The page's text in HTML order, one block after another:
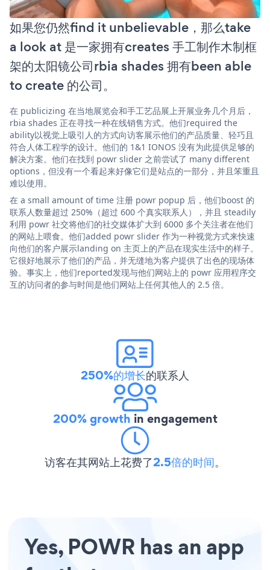
如果您仍然find it unbelievable，那么take
a look at 是一家拥有creates 手工制作木制框
架的太阳镜公司rbia shades 拥有been able
to create 的公司。
在 publicizing 在当地展览会和手工艺品展上开展业务几个月后，
rbia shades 正在寻找一种在线销售方式。他们required the
ability以视觉上吸引人的方式向访客展示他们的产品质量、轻巧且
符合人体工程学的设计。他们的 1&1 IONOS 没有为此提供足够的
解决方案。他们在找到 powr slider 之前尝试了 many different
options，但没有一个看起来好像它们是站点的一部分，并且笨重且
难以使用。
在 a small amount of time 注册 powr popup 后，他们boost 的
联系人数量超过 250%（超过 600 个真实联系人），并且 steadily
利用 powr 社交将他们的社交媒体扩大到 6000 多个关注者在他们
的网站上喂食。他们added powr slider 作为一种视觉方式来快速
向他们的客户展示landing on 主页上的产品在现实生活中的样子。
它很好地展示了他们的产品，并无缝地为客户提供了出色的现场体
验。事实上，他们reported发现与他们网站上的 powr 应用程序交
互的访问者的参与时间是他们网站上任何其他人的 2.5 倍。
250%的增长的联系人
200% growth in engagement
访客在其网站上花费了2.5倍的时间。
Yes, POWR has an app